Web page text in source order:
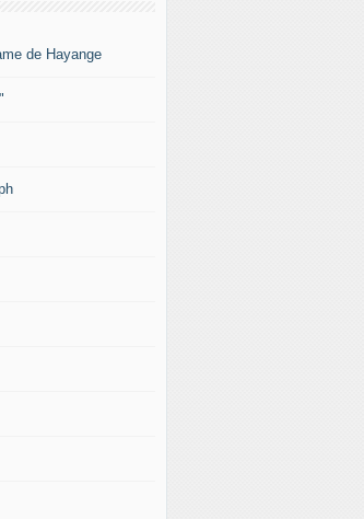
de Hayange